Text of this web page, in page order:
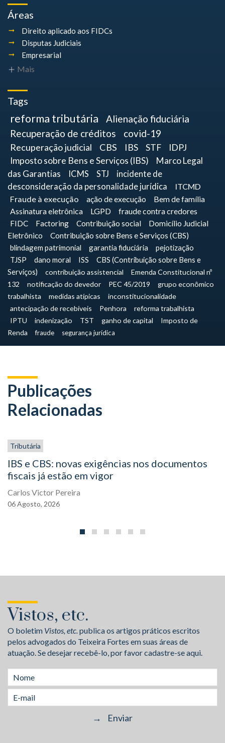
Áreas
Direito aplicado aos FIDCs
Disputas Judiciais
Empresarial
Mais
Tags
reforma tributária
Alienação fiduciária
Recuperação de créditos
covid-19
Recuperação judicial CBS IBS STF
IDPJ
Imposto sobre Bens e Serviços (IBS)
Marco Legal
das Garantias
ICMS STJ
incidente de
desconsideração da personalidade jurídica
ITCMD
Fraude à execução
ação de execução
Bem de família
Assinatura eletrônica
LGPD fraude contra credores
FIDC Factoring Contribuição social
Domicílio Judicial
Eletrônico
Contribuição sobre Bens e Serviços (CBS)
blindagem patrimonial
garantia fiduciária
pejotização
TJSP
dano moral ISS
CBS (Contribuição sobre Bens e
Serviços)
contribuição assistencial
Emenda Constitucional nº
132
notificação do devedor PEC 45/2019
grupo econômico
trabalhista
medidas atípicas
inconstitucionalidade
antecipação de recebíveis
Penhora
reforma trabalhista
IPTU
indenização TST ganho de capital
Imposto de
Renda
fraude segurança jurídica
Publicações
Relacionadas
Tributária
IBS e CBS: novas exigências nos documentos
fiscais já estão em vigor
Carlos Victor Pereira
06Agosto, 2026
Vistos, etc.
O boletim Vistos, etc.publica os artigos práticos escritos
pelos advogados do Teixeira Fortes em suas áreas de
atuação. Se desejar recebê-lo, por favor cadastre-se aqui.